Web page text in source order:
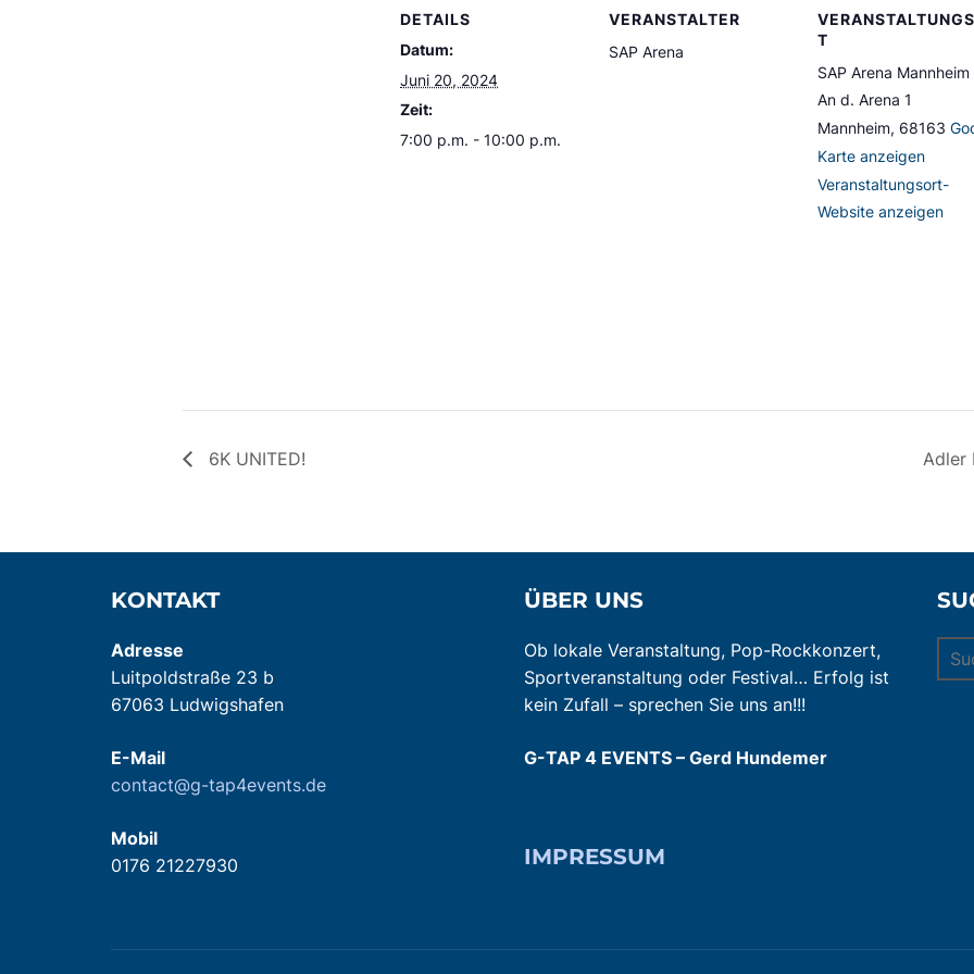
DETAILS
Datum:
Juni 20, 2024
Zeit:
7:00 p.m. - 10:00 p.m.
VERANSTALTER
SAP Arena
T
SAP Arena Mannheim
An d. Arena 1
Mannheim, 68163
Karte anzeigen
Veranstaltungsort-
Website anzeigen
6K UNITED! Adler
KONTAKT
Adresse
Luitpoldstraße 23 b
67063 Ludwigshafen
E-Mail
contact@g-tap4events.de
Mobil
0176 21227930
ÜBER UNS
Ob lokale Veranstaltung, Pop-Rockkonzert,
Sportveranstaltung oder Festival… Erfolg ist
kein Zufall – sprechen Sie uns an!!!
G-TAP 4 EVENTS – Gerd Hundemer
IMPRESSUM